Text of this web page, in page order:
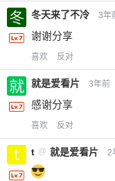
冬天来了不冷 3年
谢谢分享
喜欢 反对
就是爱看片 3年前
感谢分享
喜欢 反对
t @ 就是爱看片 2